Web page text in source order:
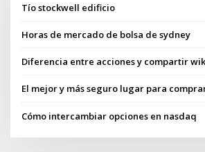
Tío stockwell edificio
Horas de mercado de bolsa de sydney
Diferencia entre acciones y compartir
El mejor y más seguro lugar para
Cómo intercambiar opciones en nasdaq